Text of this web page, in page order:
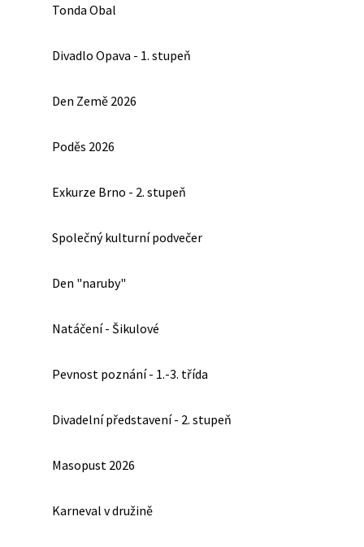
Tonda Obal
Divadlo Opava - 1. stupeň
Den Země 2026
Poděs 2026
Exkurze Brno - 2. stupeň
Společný kulturní podvečer
Den "naruby"
Natáčení - Šikulové
Pevnost poznání - 1.-3. třída
Divadelní představení - 2. stupeň
Masopust 2026
Karneval v družině